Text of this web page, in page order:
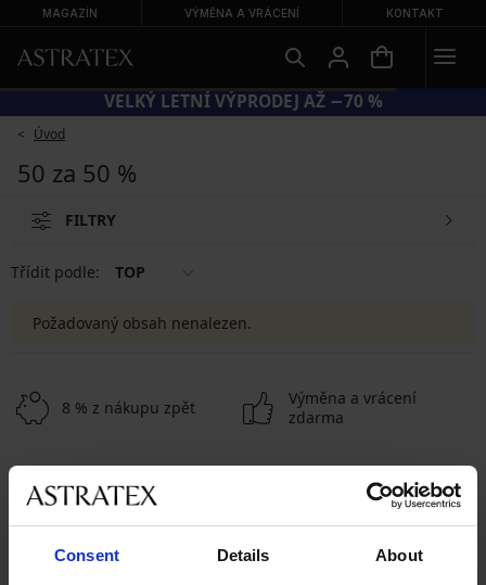
Consent Details About
MAGAZÍN VÝMĚNA A VRÁCENÍ KONTAKT
VELKÝ LETNÍ VÝPRODEJ AŽ −70 %
Úvod
50 za 50 %
FILTRY
Třídit podle: TOP
Požadovaný obsah nenalezen.
8 % z nákupu zpět
Výměna a vrácení
zdarma
Výhodné poštovné